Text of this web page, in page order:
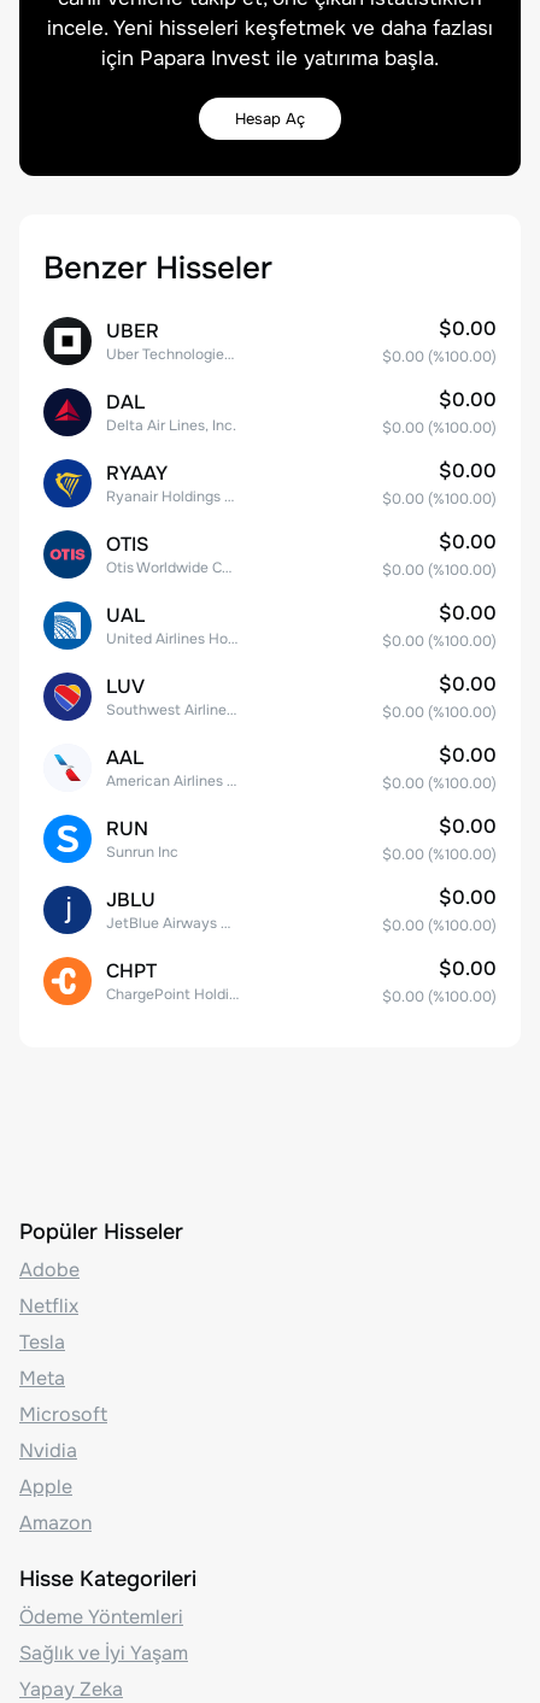
incele. Yeni hisseleri keşfetmek ve daha fazlası
için Papara Invest ile yatırıma başla.
Hesap Aç
Benzer Hisseler
UBER
Uber Technologies, Inc.
$0.00
$0.00 (%100.00)
DAL
Delta Air Lines, Inc.
$0.00
$0.00 (%100.00)
RYAAY
Ryanair Holdings plc American Depositary Shares
$0.00
$0.00 (%100.00)
OTIS
Otis Worldwide Corporation
$0.00
$0.00 (%100.00)
UAL
United Airlines Holdings, Inc. Common Stock
$0.00
$0.00 (%100.00)
LUV
Southwest Airlines Co.
$0.00
$0.00 (%100.00)
AAL
American Airlines Group Inc.
$0.00
$0.00 (%100.00)
RUN
Sunrun Inc
$0.00
$0.00 (%100.00)
JBLU
JetBlue Airways Corp
$0.00
$0.00 (%100.00)
CHPT
ChargePoint Holdings, Inc.
$0.00
$0.00 (%100.00)
Popüler Hisseler
Adobe
Netflix
Tesla
Meta
Microsoft
Nvidia
Apple
Amazon
Hisse Kategorileri
Ödeme Yöntemleri
Sağlık ve İyi Yaşam
Yapay Zeka